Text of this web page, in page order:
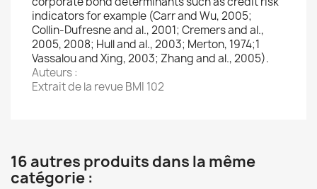
indicators for example (Carr and Wu, 2005;
Collin-Dufresne and al., 2001; Cremers and al.,
2005, 2008; Hull and al., 2003; Merton, 1974;1
Vassalou and Xing, 2003; Zhang and al., 2005).
Auteurs :
Extrait de la revue BMI 102
16 autres produits dans la même
catégorie :